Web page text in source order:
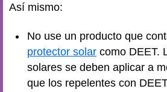
Así mismo:
No use un producto que
protector solar como DEET.
solares se deben aplicar a
que los repelentes con